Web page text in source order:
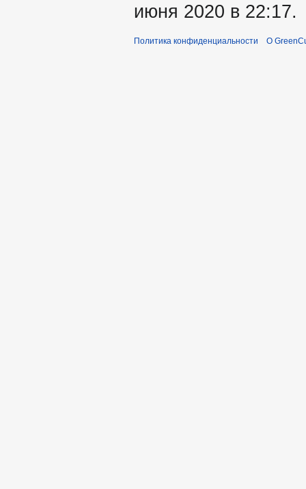
июня 2020 в 22:17.
Политика конфиденциальности О